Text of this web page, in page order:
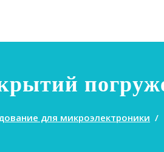
для микроэлектроники /